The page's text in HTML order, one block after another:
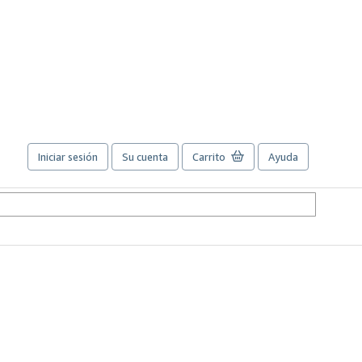
Iniciar sesión Su cuenta Carrito Ayuda